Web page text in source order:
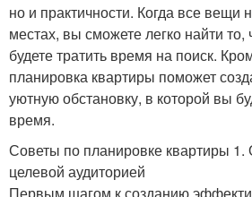
но и практичности. Когда все вещи
местах, вы сможете легко найти
будете тратить время на поиск.
планировка квартиры поможет
уютную обстановку, в которой вы
время.
Советы по планировке квартиры 1.
целевой аудиторией